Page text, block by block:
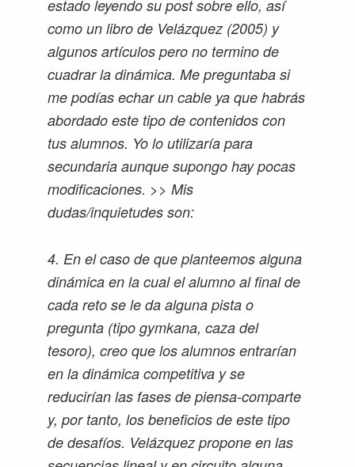
estado leyendo su post sobre ello, así
como un libro de Velázquez (2005) y
algunos artículos pero no termino de
cuadrar la dinámica. Me preguntaba si
me podías echar un cable ya que habrás
abordado este tipo de contenidos con
tus alumnos. Yo lo utilizaría para
secundaria aunque supongo hay pocas
modificaciones. >> Mis
dudas/inquietudes son:
4. En el caso de que planteemos alguna
dinámica en la cual el alumno al final de
cada reto se le da alguna pista o
pregunta (tipo gymkana, caza del
tesoro), creo que los alumnos entrarían
en la dinámica competitiva y se
reducirían las fases de piensa-comparte
y, por tanto, los beneficios de este tipo
de desafíos. Velázquez propone en las